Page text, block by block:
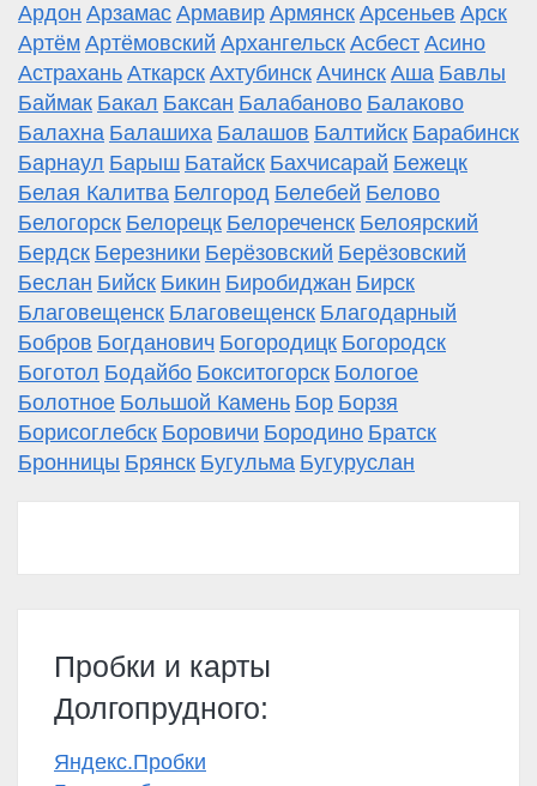
Ардон Арзамас Армавир Армянск Арсеньев Арск
Артём Артёмовский Архангельск Асбест Асино
Астрахань Аткарск Ахтубинск Ачинск Аша Бавлы
Баймак Бакал Баксан Балабаново Балаково
Балахна Балашиха Балашов Балтийск Барабинск
Барнаул Барыш Батайск Бахчисарай Бежецк
Белая Калитва Белгород Белебей Белово
Белогорск Белорецк Белореченск Белоярский
Бердск Березники Берёзовский Берёзовский
Беслан Бийск Бикин Биробиджан Бирск
Благовещенск Благовещенск Благодарный
Бобров Богданович Богородицк Богородск
Боготол Бодайбо Бокситогорск Бологое
Болотное Большой Камень Бор Борзя
Борисоглебск Боровичи Бородино Братск
Бронницы Брянск Бугульма Бугуруслан
Пробки и карты
Долгопрудного:
Яндекс.Пробки